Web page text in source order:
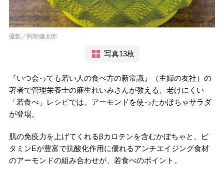
撮影／阿部健太郎
写真13枚
『いつ会っても若い人の食べ方の新常識』（主婦の友社）の
著者で管理栄養士の麻生れいみさんが教える、老けにくい
「若食べ」レシピでは、アーモンドを使ったかぼちゃサラダ
が登場。
肌の免疫力を上げてくれるβカロテンを含むかぼちゃと、ビ
タミンEが豊富で抗酸化作用に優れるアンチエイジング食材
のアーモンドの組み合わせが、若食べのポイント。